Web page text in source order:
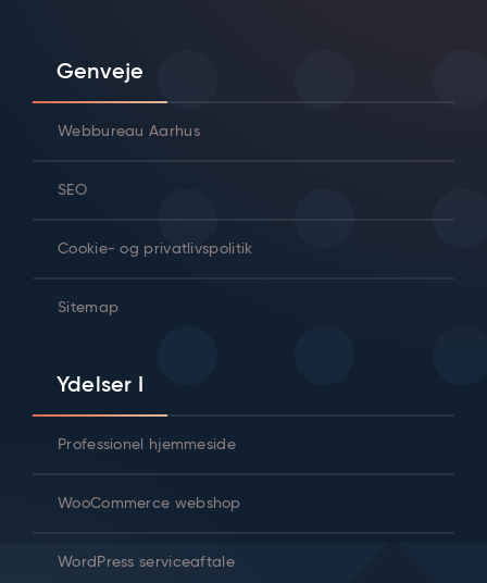
Genveje
Webbureau Aarhus
SEO
Cookie- og privatlivspolitik
Sitemap
Ydelser I
Professionel hjemmeside
WooCommerce webshop
WordPress serviceaftale